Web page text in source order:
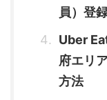
員）登
Uber
府エリ
方法